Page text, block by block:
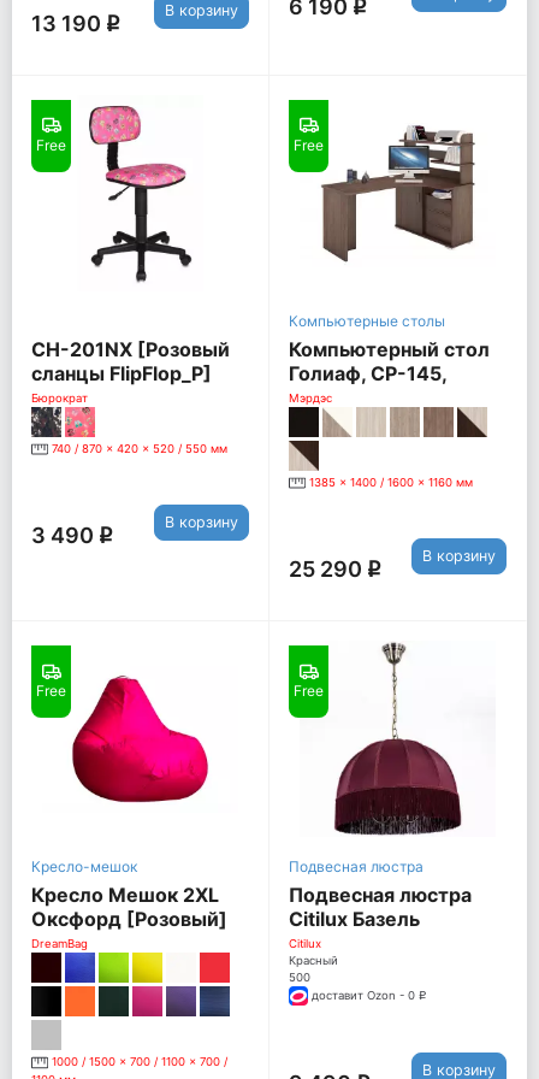
13 190 q
В корзину 6 190 q
Free
CH-201NX [Розовый
сланцы FlipFlop_P]
Бюрократ
740 / 870 x 420 x 520 / 550 мм
3 490 q
В корзину
Free
Компьютерные столы
Компьютерный стол
Голиаф, СР-145,
Правый, шамони
Мэрдэс
1385 x 1400 / 1600 x 1160 мм
25 290 q
В корзину
Free
Кресло-мешок
Кресло Мешок 2XL
Оксфорд [Розовый]
DreamBag
1000 / 1500 x 700 / 1100 x 700 /
Free
Подвесная люстра
Подвесная люстра
Citilux Базель
CL407153
Citilux
Красный
500
доставит Ozon - 0 q
В корзину